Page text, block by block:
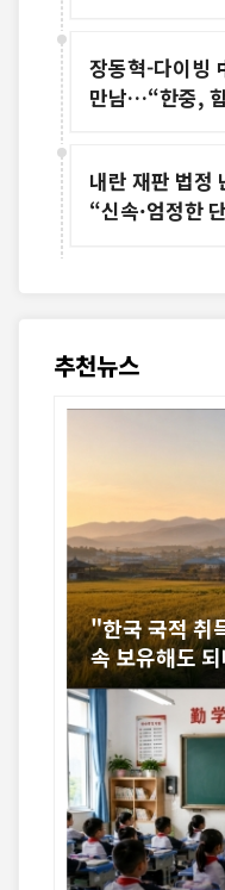
장동혁-다이빙
만남…“한중,
내란 재판 법
“신속·엄정한
추천뉴스
"한국 국적 취
속 보유해도
래된 논쟁